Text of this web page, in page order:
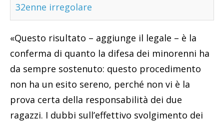
32enne irregolare
«Questo risultato – aggiunge il legale – è la
conferma di quanto la difesa dei minorenni ha
da sempre sostenuto: questo procedimento
non ha un esito sereno, perché non vi è la
prova certa della responsabilità dei due
ragazzi. I dubbi sull’effettivo svolgimento dei